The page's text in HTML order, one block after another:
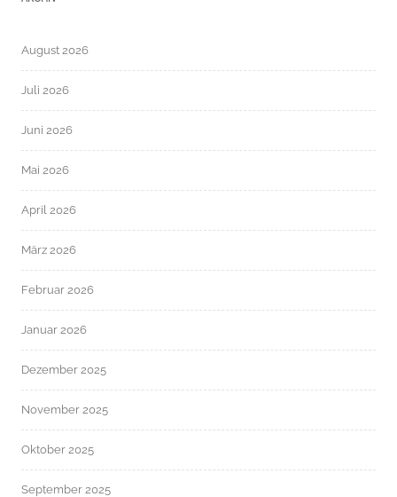
August 2026
Juli 2026
Juni 2026
Mai 2026
April 2026
März 2026
Februar 2026
Januar 2026
Dezember 2025
November 2025
Oktober 2025
September 2025